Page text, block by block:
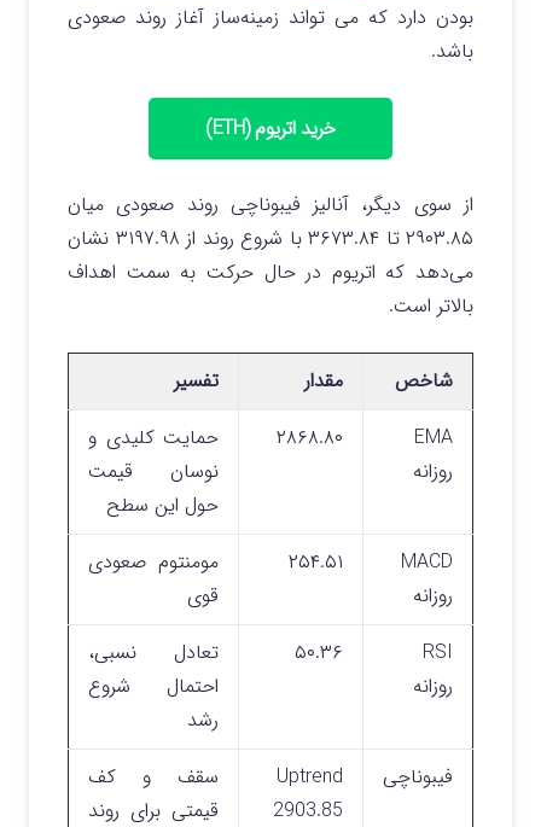
بودن دارد که می‌ تواند زمینه‌ساز آغاز روند صعودی
باشد.
خرید اتریوم (ETH)
از سوی دیگر، آنالیز فیبوناچی روند صعودی میان
۲۹۰۳.۸۵ تا ۳۶۷۳.۸۴ با شروع روند از ۳۱۹۷.۹۸ نشان
می‌دهد که اتریوم در حال حرکت به سمت اهداف
بالاتر است.
شاخص مقدار
تفسیر
EMA
روزانه
۲۸۶۸.۸۰
حمایت کلیدی و
نوسان قیمت
حول این سطح
MACD
روزانه
۲۵۴.۵۱
مومنتوم صعودی
قوی
RSI
روزانه
۵۰.۳۶
تعادل نسبی،
احتمال شروع
رشد
فیبوناچی
Uptrend
2903.85
سقف و کف
قیمتی برای روند